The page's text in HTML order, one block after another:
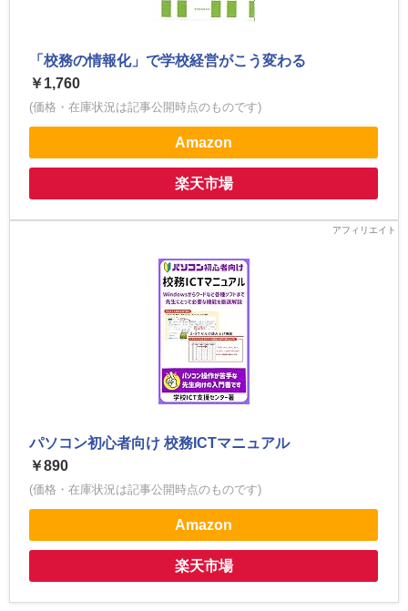
「校務の情報化」で学校経営がこう変わる
￥1,760
(価格・在庫状況は記事公開時点のものです)
Amazon
楽天市場
パソコン初心者向け 校務ICTマニュアル
￥890
(価格・在庫状況は記事公開時点のものです)
Amazon
楽天市場